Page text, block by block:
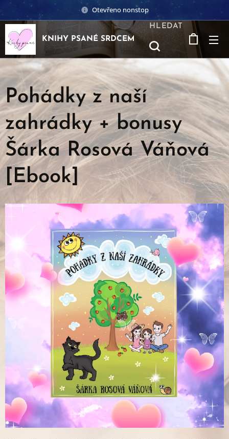
Otevřeno nonstop
KNIHY PSANÉ SRDCEM
HLEDAT
Pohádky z naší
zahrádky + bonusy
Šárka Rosová Váňová
[Ebook]